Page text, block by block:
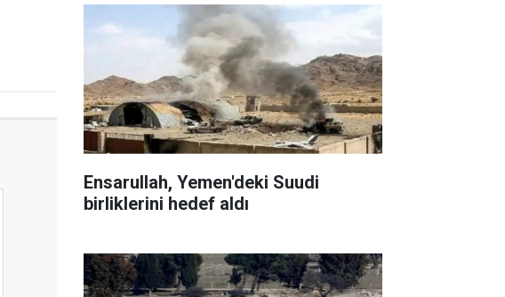
Ensarullah, Yemen'deki Suudi
birliklerini hedef aldı